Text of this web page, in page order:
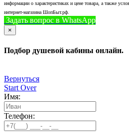
информации о характеристиках и цене товара, а также
интернет-магазина ШопБыт.рф.
Задать вопрос в WhatsApp
×
Подбор душевой кабины онлайн.
Вернуться
Start Over
Имя:
Телефон: